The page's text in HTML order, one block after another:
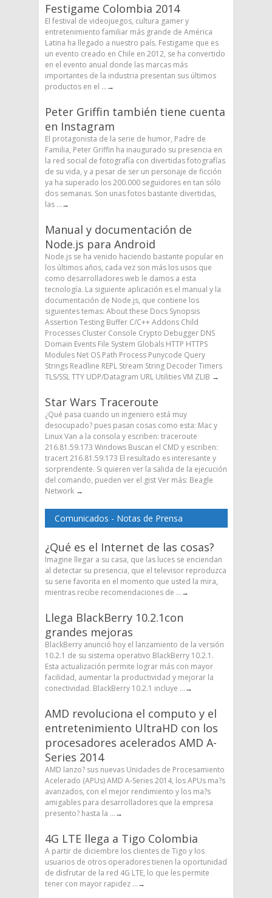
Festigame Colombia 2014
El festival de videojuegos, cultura gamer y
entretenimiento familiar más grande de América
Latina ha llegado a nuestro país. Festigame que es
un evento creado en Chile en 2012, se ha convertido
en el evento anual donde las marcas más
importantes de la industria presentan sus últimos
productos en el ...→
Peter Griffin también tiene cuenta
en Instagram
El protagonista de la serie de humor, Padre de
Familia, Peter Griffin ha inaugurado su presencia en
la red social de fotografía con divertidas fotografías
de su vida, y a pesar de ser un personaje de ficción
ya ha superado los 200.000 seguidores en tan sólo
dos semanas. Son unas fotos bastante divertidas,
las ...→
Manual y documentación de
Node.js para Android
Node.js se ha venido haciendo bastante popular en
los últimos años, cada vez son más los usos que
como desarrolladores web le damos a esta
tecnología. La siguiente aplicación es el manual y la
documentación de Node.js, que contiene los
siguientes temas: About these Docs Synopsis
Assertion Testing Buffer C/C++ Addons Child
Processes Cluster Console Crypto Debugger DNS
Domain Events File System Globals HTTP HTTPS
Modules Net OS Path Process Punycode Query
Strings Readline REPL Stream String Decoder Timers
TLS/SSL TTY UDP/Datagram URL Utilities VM ZLIB →
Star Wars Traceroute
¿Qué pasa cuando un ingeniero está muy
desocupado? pues pasan cosas como esta: Mac y
Linux Van a la consola y escriben: traceroute
216.81.59.173 Windows Buscan el CMD y escriben:
tracert 216.81.59.173 El resultado es interesante y
sorprendente. Si quieren ver la salida de la ejecución
del comando, pueden ver el gist Ver más: Beagle
Network →
Comunicados - Notas de Prensa
¿Qué es el Internet de las cosas?
Imagine llegar a su casa, que las luces se enciendan
al detectar su presencia, que el televisor reproduzca
su serie favorita en el momento que usted la mira,
mientras recibe recomendaciones de ...→
Llega BlackBerry 10.2.1con
grandes mejoras
BlackBerry anunció hoy el lanzamiento de la versión
10.2.1 de su sistema operativo BlackBerry 10.2.1.
Esta actualización permite lograr más con mayor
facilidad, aumentar la productividad y mejorar la
conectividad. BlackBerry 10.2.1 incluye ...→
AMD revoluciona el computo y el
entretenimiento UltraHD con los
procesadores acelerados AMD A-
Series 2014
AMD lanzo? sus nuevas Unidades de Procesamiento
Acelerado (APUs) AMD A-Series 2014, los APUs ma?s
avanzados, con el mejor rendimiento y los ma?s
amigables para desarrolladores que la empresa
presento? hasta la ...→
4G LTE llega a Tigo Colombia
A partir de diciembre los clientes de Tigo y los
usuarios de otros operadores tienen la oportunidad
de disfrutar de la red 4G LTE, lo que les permite
tener con mayor rapidez ...→